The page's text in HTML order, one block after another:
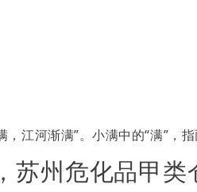
江河渐满”。小满中的“满”，指
苏州危化品甲类